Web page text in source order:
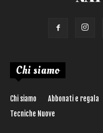
Chi siamo
Chi siamo Abbonati e regala
Tecniche Nuove